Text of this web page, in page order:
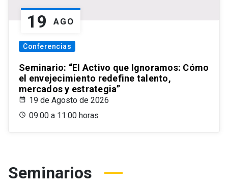
19 AGO
Conferencias
Seminario: “El Activo que Ignoramos: Cómo
el envejecimiento redefine talento,
mercados y estrategia”
19 de Agosto de 2026
09:00 a 11:00 horas
Seminarios